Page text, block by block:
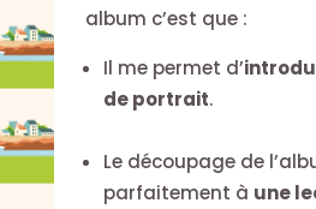
album c’est que :
Il me permet d’
de portrait.
Le découpage de
parfaitement à une